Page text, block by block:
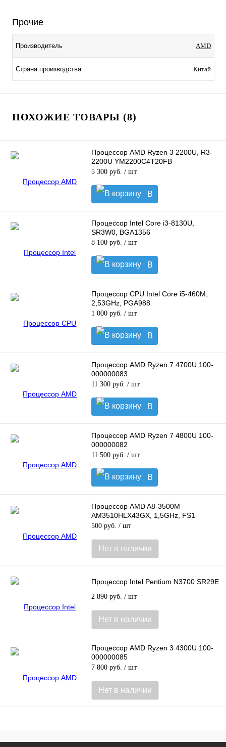
Прочие
Производитель AMD
Страна производства Китай
ПОХОЖИЕ ТОВАРЫ (8)
Процессор AMD Ryzen 3 2200U, R3-
2200U YM2200C4T20FB
5 300 руб. / шт
В
корзину
Процессор Intel Core i3-8130U,
SR3W0, BGA1356
8 100 руб. / шт
В
корзину
Процессор CPU Intel Core i5-460M,
2,53GHz, PGA988
1 000 руб. / шт
В
корзину
Процессор AMD Ryzen 7 4700U 100-
000000083
11 300 руб. / шт
В
корзину
Процессор AMD Ryzen 7 4800U 100-
000000082
11 500 руб. / шт
В
корзину
Процессор AMD A8-3500M
AM3510HLX43GX, 1,5GHz, FS1
500 руб. / шт
Нет в наличии
Процессор Intel Pentium N3700 SR29E
2 890 руб. / шт
Нет в наличии
Процессор AMD Ryzen 3 4300U 100-
000000085
7 800 руб. / шт
Нет в наличии